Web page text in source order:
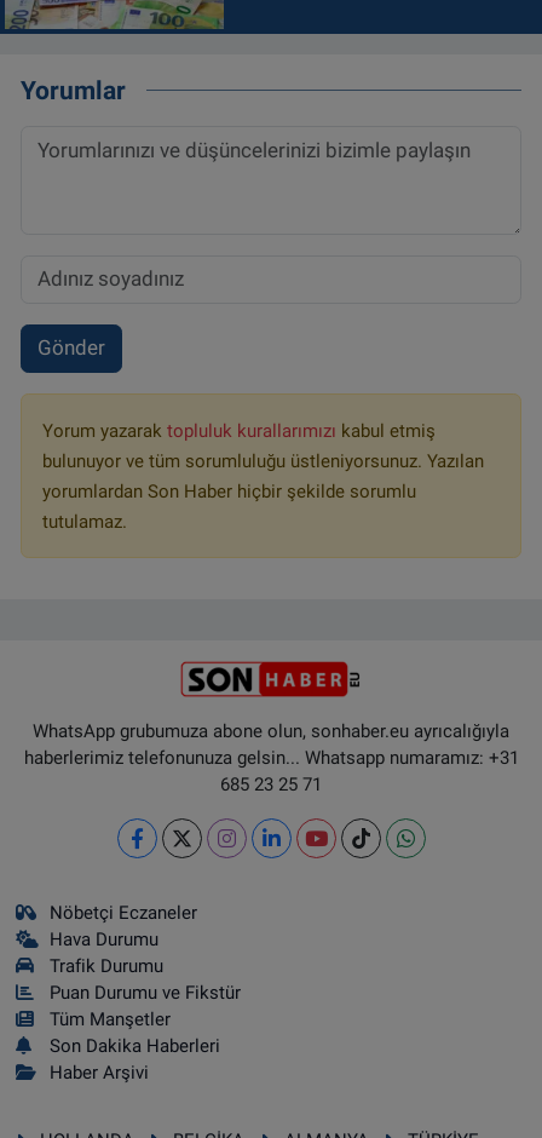
Yorumlar
Gönder
Yorum yazarak topluluk kurallarımızı kabul etmiş
bulunuyor ve tüm sorumluluğu üstleniyorsunuz. Yazılan
yorumlardan Son Haber hiçbir şekilde sorumlu
tutulamaz.
WhatsApp grubumuza abone olun, sonhaber.eu ayrıcalığıyla
haberlerimiz telefonunuza gelsin... Whatsapp numaramız: +31
685 23 25 71
Nöbetçi Eczaneler
Hava Durumu
Trafik Durumu
Puan Durumu ve Fikstür
Tüm Manşetler
Son Dakika Haberleri
Haber Arşivi